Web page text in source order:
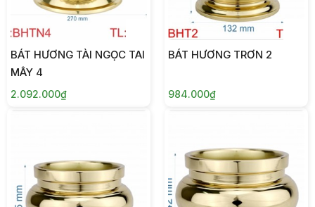
BÁT HƯƠNG TÀI NGỌC TAI
MÂY 4
2.092.000₫
BÁT HƯƠNG TRƠN 2
984.000₫